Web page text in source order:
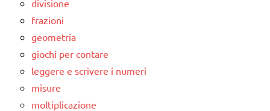
divisione
frazioni
geometria
giochi per contare
leggere e scrivere i numeri
misure
moltiplicazione